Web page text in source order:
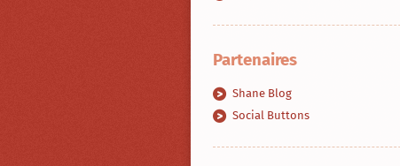
Partenaires
Shane Blog
Social Buttons